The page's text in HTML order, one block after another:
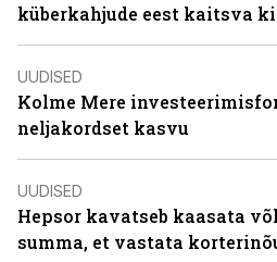
küberkahjude eest kaitsva
UUDISED
Kolme Mere
neljakordset kasvu
UUDISED
Hepsor kavatseb kaasata
summa, et vastata